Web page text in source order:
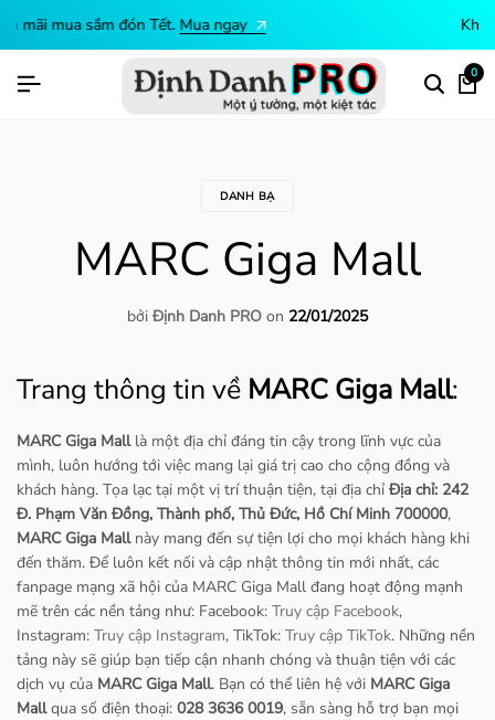
Khuyến mãi mua sắm đón Tết.
0
DANH BẠ
MARC Giga Mall
bởi Định Danh PRO on 22/01/2025
Trang thông tin về MARC Giga Mall:
MARC Giga Malllà một địa chỉ đáng tin cậy trong lĩnh vực của
mình, luôn hướng tới việc mang lại giá trị cao cho cộng đồng và
khách hàng. Tọa lạc tại một vị trí thuận tiện, tại địa chỉ Địa chỉ: 242
Đ. Phạm Văn Đồng, Thành phố, Thủ Đức, Hồ Chí Minh 700000,
MARC Giga Mallnày mang đến sự tiện lợi cho mọi khách hàng khi
đến thăm. Để luôn kết nối và cập nhật thông tin mới nhất, các
fanpage mạng xã hội của MARC Giga Mall đang hoạt động mạnh
mẽ trên các nền tảng như: Facebook: Truy cập Facebook,
Instagram: Truy cập Instagram, TikTok: Truy cập TikTok. Những nền
tảng này sẽ giúp bạn tiếp cận nhanh chóng và thuận tiện với các
dịch vụ của MARC Giga Mall. Bạn có thể liên hệ với MARC Giga
Mallqua số điện thoại: 028 3636 0019, sẵn sàng hỗ trợ bạn mọi